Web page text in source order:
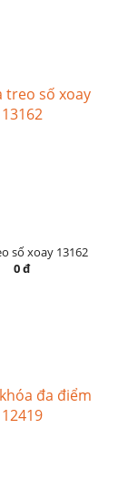
số xoay 13162
0 đ